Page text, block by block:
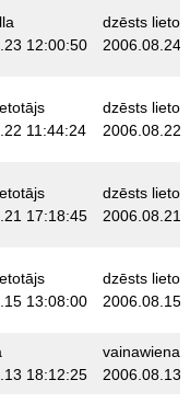
12:00:50
dzēsts
2006.08.24
11:44:24
dzēsts
2006.08.22
17:18:45
dzēsts
2006.08.21
13:08:00
dzēsts
2006.08.15
18:12:25
2006.08.13